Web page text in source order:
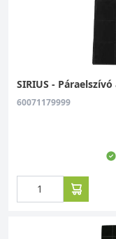
SIRIUS -
60071179999